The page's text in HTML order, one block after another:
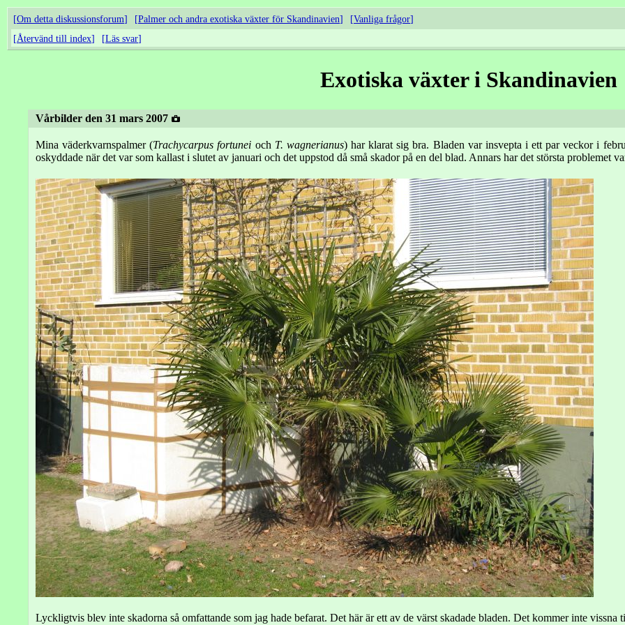
Om detta diskussionsforum Palmer och andra exotiska växter för Skandinavien
Vanliga frågor
Återvänd till index
Läs svar
Exotiska växter i Skandinavien
Vårbilder den 31 mars 2007
Mina väderkvarnspalmer (Trachycarpus fortunei och T. wagnerianus) har klarat sig bra. Bladen var insvepta i ett par veckor i
oskyddade när det var som kallast i slutet av januari och det uppstod då små skador på en del blad. Annars har det största problemet
Lyckligtvis blev inte skadorna så omfattande som jag hade befarat. Det här är ett av de värst skadade bladen. Det kommer inte vissna